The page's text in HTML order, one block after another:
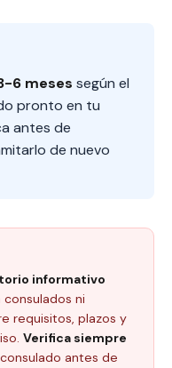
6 meses según el
pronto en tu
antes de
de nuevo
informativo
consulados ni
requisitos, plazos y
Verifica siempre
antes de